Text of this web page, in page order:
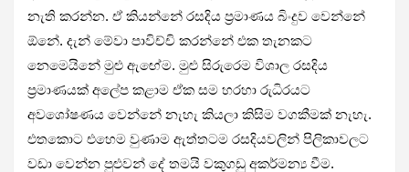
නැති කරන්න. ඒ කියන්නේ රසදිය ප්‍රමාණය බිංදුව වෙන්නේ
ඕනේ. දැන් මේවා පාවිච්චි කරන්නේ එක තැනකට
නෙමෙයිනේ මුළු ඇඟේම. මුළු සිරුරෙම විශාල රසදිය
ප්‍රමාණයක් අලේප කළාම ඒක සම හරහා රුධිරයට
අවශෝෂණය වෙන්නේ නැහැ කියලා කිසිම වගකීමක් නැහැ.
එතකොට එහෙම වුණාම ඇත්තටම රසදියවලින් පිලිකාවලට
වඩා වෙන්න පුළුවන් දේ තමයි වකුගඩු අකර්මන්‍ය වීම.